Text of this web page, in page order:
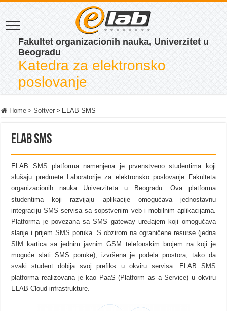
Fakultet organizacionih nauka, Univerzitet u
Beogradu
Katedra za elektronsko
poslovanje
Home > Softver > ELAB SMS
ELAB SMS
ELAB SMS platforma namenjena je prvenstveno studentima koji
slušaju predmete Laboratorije za elektronsko poslovanje Fakulteta
organizacionih nauka Univerziteta u Beogradu. Ova platforma
studentima koji razvijaju aplikacije omogućava jednostavnu
integraciju SMS servisa sa sopstvenim veb i mobilnim aplikacijama.
Platforma je povezana sa SMS gateway uređajem koji omogućava
slanje i prijem SMS poruka. S obzirom na ograničene resurse (jedna
SIM kartica sa jednim javnim GSM telefonskim brojem na koji je
moguće slati SMS poruke), izvršena je podela prostora, tako da
svaki student dobija svoj prefiks u okviru servisa. ELAB SMS
platforma realizovana je kao PaaS (Platform as a Service) u okviru
ELAB Cloud infrastrukture.